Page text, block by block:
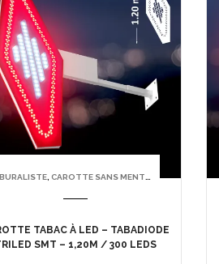
BURALISTE, CAROTTE SANS MENTION TABAC
TABAC À LED – TABADIODE
SMT – 1,20M / 300 LEDS